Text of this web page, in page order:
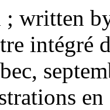
; written
intégré
en